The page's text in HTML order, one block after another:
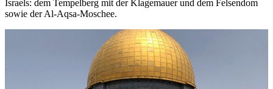
Israels: dem Tempelberg mit der Klagemauer und dem Felsendom
sowie der Al-Aqsa-Moschee.